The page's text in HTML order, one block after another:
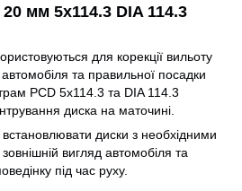
20 мм 5x114.3 DIA 114.3
для корекції вильоту
та правильної посадки
PCD 5x114.3 та DIA 114.3
диска на маточині.
диски з необхідними
вигляд автомобіля та
під час руху.